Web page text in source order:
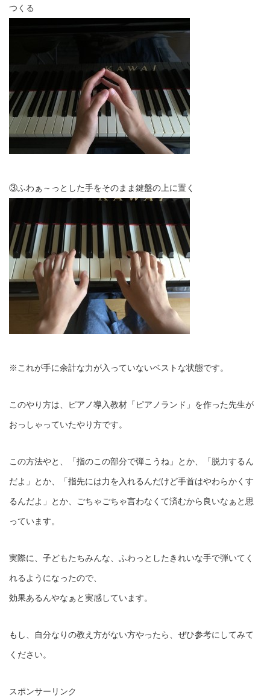
つくる
③ふわぁ～っとした手をそのまま鍵盤の上に置く
※これが手に余計な力が入っていないベストな状態です。
このやり方は、ピアノ導入教材「ピアノランド」を作った先生が
おっしゃっていたやり方です。
この方法やと、「指のこの部分で弾こうね」とか、「脱力するん
だよ」とか、「指先には力を入れるんだけど手首はやわらかくす
るんだよ」とか、ごちゃごちゃ言わなくて済むから良いなぁと思
っています。
実際に、子どもたちみんな、ふわっとしたきれいな手で弾いてく
れるようになったので、
効果あるんやなぁと実感しています。
もし、自分なりの教え方がない方やったら、ぜひ参考にしてみて
ください。
スポンサーリンク